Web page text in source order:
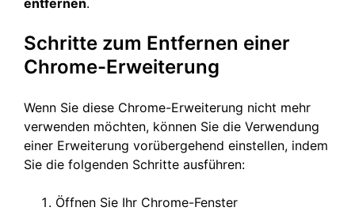
entfernen.
Schritte zum Entfernen einer
Chrome-Erweiterung
Wenn Sie diese Chrome-Erweiterung nicht mehr
verwenden möchten, können Sie die Verwendung
einer Erweiterung vorübergehend einstellen, indem
Sie die folgenden Schritte ausführen:
Öffnen Sie Ihr Chrome-Fenster